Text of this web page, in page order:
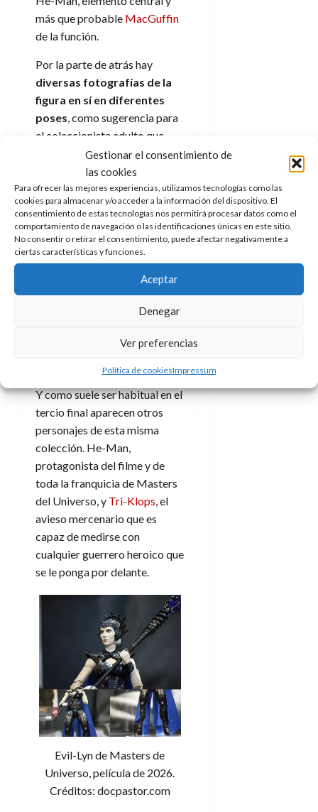
Gestionar el consentimiento de
las cookies
Para ofrecer las mejores experiencias, utilizamos tecnologías como las
cookies para almacenar y/o acceder a la información del dispositivo. El
consentimiento de estas tecnologías nos permitirá procesar datos como el
comportamiento de navegación o las identificaciones únicas en este sitio.
No consentir o retirar el consentimiento, puede afectar negativamente a
ciertas características y funciones.
Aceptar
Denegar
Ver preferencias
Política de cookiesImpressum
más que probable MacGuffin
de la función.
Por la parte de atrás hay
diversas fotografías de la
figura en sí en diferentes
poses , como sugerencia para
el coleccionista adulto que
quiera exponerla y guía para el
pequeño que quiera jugar.
Además de un pequeño texto
sobre el personaje que reza
“Just as Eternos fell, so too fell
the Commander of the King´s
Royal Guard. With the return
of He-Man, however, Duncan
figths to save Eternia from
Skeletor. Alongside the
king´s Man-At-Arms will find
the redemption he seeks. ”.
Y como suele ser habitual en el
tercio final aparecen otros
personajes de esta misma
colección. He-Man,
protagonista del filme y de
toda la franquicia de Masters
del Universo, y Tri-Klops , el
avieso mercenario que es
capaz de medirse con
cualquier guerrero heroico que
se le ponga por delante.
Evil-Lyn de Masters de
Universo, película de 2026.
Créditos: docpastor.com